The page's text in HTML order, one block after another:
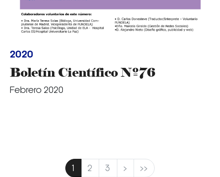
2020
Boletín Científico Nº76
Febrero 2020
1 2 3 > >>